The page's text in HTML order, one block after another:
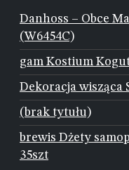
Danhoss – Obce
(W6454C)
gam Kostium
Dekoracja wisząca
(brak tytułu)
brewis Dżety
35szt